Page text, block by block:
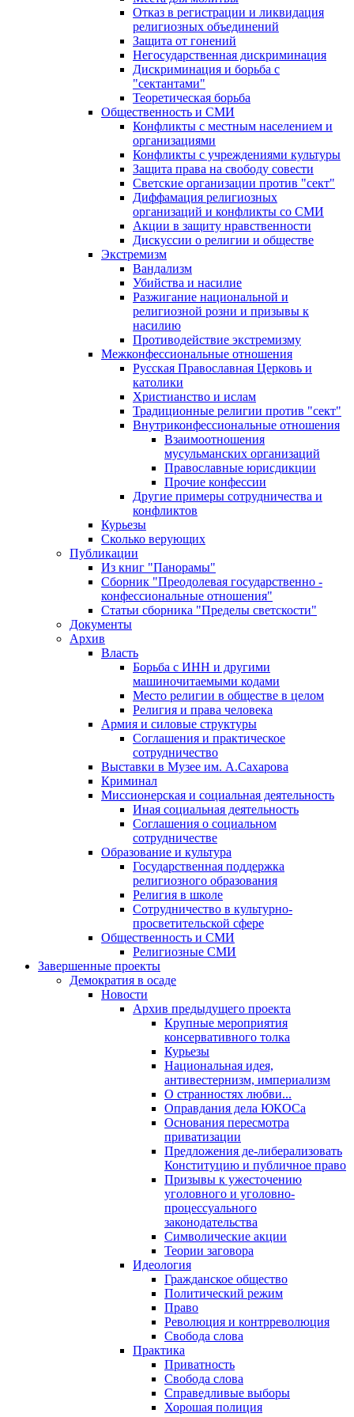
Отказ в регистрации и ликвидация
религиозных объединений
Защита от гонений
Негосударственная дискриминация
Дискриминация и борьба с
"сектантами"
Теоретическая борьба
Общественность и СМИ
Конфликты с местным населением и
организациями
Конфликты с учреждениями культуры
Защита права на свободу совести
Светские организации против "сект"
Диффамация религиозных
организаций и конфликты со СМИ
Акции в защиту нравственности
Дискуссии о религии и обществе
Экстремизм
Вандализм
Убийства и насилие
Разжигание национальной и
религиозной розни и призывы к
насилию
Противодействие экстремизму
Межконфессиональные отношения
Русская Православная Церковь и
католики
Христианство и ислам
Традиционные религии против "сект"
Внутриконфессиональные отношения
Взаимоотношения
мусульманских организаций
Православные юрисдикции
Прочие конфессии
Другие примеры сотрудничества и
конфликтов
Курьезы
Сколько верующих
Публикации
Из книг "Панорамы"
Сборник "Преодолевая государственно -
конфессиональные отношения"
Статьи сборника "Пределы светскости"
Документы
Архив
Власть
Борьба с ИНН и другими
машиночитаемыми кодами
Место религии в обществе в целом
Религия и права человека
Армия и силовые структуры
Соглашения и практическое
сотрудничество
Выставки в Музее им. А.Сахарова
Криминал
Миссионерская и социальная деятельность
Иная социальная деятельность
Соглашения о социальном
сотрудничестве
Образование и культура
Государственная поддержка
религиозного образования
Религия в школе
Сотрудничество в культурно-
просветительской сфере
Общественность и СМИ
Религиозные СМИ
Завершенные проекты
Демократия в осаде
Новости
Архив предыдущего проекта
Крупные мероприятия
консервативного толка
Курьезы
Национальная идея,
антивестернизм, империализм
О странностях любви...
Оправдания дела ЮКОСа
Основания пересмотра
приватизации
Предложения де-либерализовать
Конституцию и публичное право
Призывы к ужесточению
уголовного и уголовно-
процессуального
законодательства
Символические акции
Теории заговора
Идеология
Гражданское общество
Политический режим
Право
Революция и контрреволюция
Свобода слова
Практика
Приватность
Свобода слова
Справедливые выборы
Хорошая полиция